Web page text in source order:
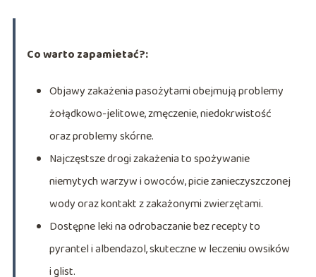
Co warto zapamietać?:
Objawy zakażenia pasożytami obejmują problemy
żołądkowo-jelitowe, zmęczenie, niedokrwistość
oraz problemy skórne.
Najczęstsze drogi zakażenia to spożywanie
niemytych warzyw i owoców, picie zanieczyszczonej
wody oraz kontakt z zakażonymi zwierzętami.
Dostępne leki na odrobaczanie bez recepty to
pyrantel i albendazol, skuteczne w leczeniu owsików
i glist.